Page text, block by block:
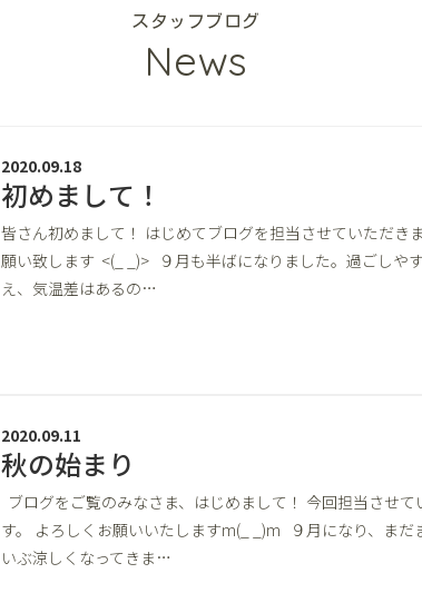
スタッフブログ
News
2020.09.18
初めまして！
皆さん初めまして！ はじめてブログを担当させていただき
願い致します <(_ _)> ９月も半ばになりました。過ごしや
え、気温差はあるの…
2020.09.11
秋の始まり
ブログをご覧のみなさま、はじめまして！ 今回担当させ
す。 よろしくお願いいたしますm(_ _)m ９月になり、まだ
いぶ涼しくなってきま…